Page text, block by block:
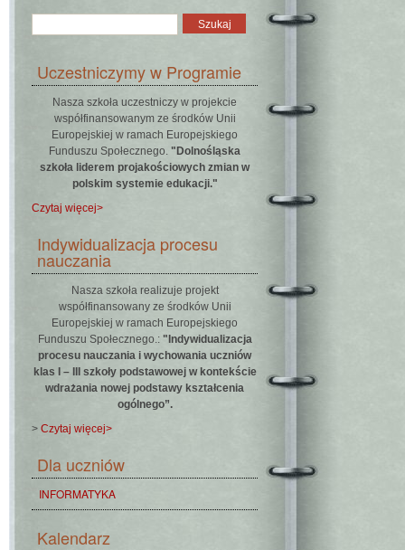
Uczestniczymy w Programie
Nasza szkoła uczestniczy w projekcie
współfinansowanym ze środków Unii
Europejskiej w ramach Europejskiego
Funduszu Społecznego. "Dolnośląska
szkoła liderem projakościowych zmian w
polskim systemie edukacji."
Czytaj więcej>
Indywidualizacja procesu
nauczania
Nasza szkoła realizuje projekt
współfinansowany ze środków Unii
Europejskiej w ramach Europejskiego
Funduszu Społecznego.: "Indywidualizacja
procesu nauczania i wychowania uczniów
klas I – III szkoły podstawowej w kontekście
wdrażania nowej podstawy kształcenia
ogólnego”.
> Czytaj więcej>
Dla uczniów
INFORMATYKA
Kalendarz